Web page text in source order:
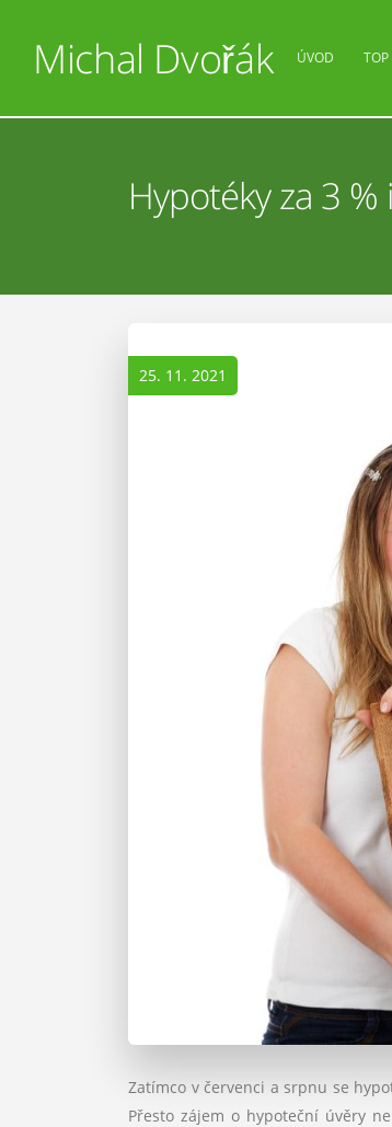
Michal Dvořák ÚVOD
Hypotéky za 3
25. 11. 2021
Zatímco v červenci a srpnu se
Přesto zájem o hypoteční úvěry